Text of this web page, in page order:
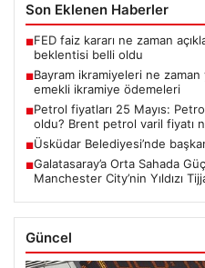
Son Eklenen Haberler
■FED faiz kararı ne zaman
beklentisi belli oldu
■Bayram ikramiyeleri ne zaman
emekli ikramiye ödemeleri
■Petrol fiyatları 25 Mayıs:
oldu? Brent petrol varil fiyatı
■Üsküdar Belediyesi’nde
■Galatasaray’a Orta Sahada
Manchester City’nin Yıldızı
Güncel